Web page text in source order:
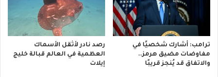
ترامب: أشارك شخصيًا في
مفاوضات مضيق هرمز..
والاتفاق قد يُنجز قريبًا
رصد نادر لأثقل الأسماك
العظمية في العالم قبالة خليج
إيلات